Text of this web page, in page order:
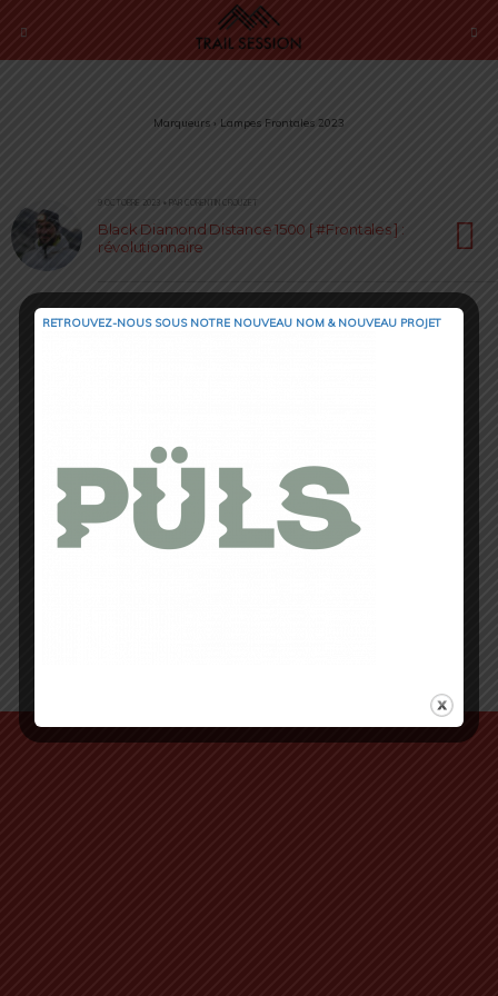
Marqueurs › Lampes Frontales 2023
9 OCTOBRE 2023 • PAR CORENTIN CROUZET
Black Diamond Distance 1500 [ #Frontales ] :
révolutionnaire
RETROUVEZ-NOUS SOUS NOTRE NOUVEAU NOM & NOUVEAU PROJET